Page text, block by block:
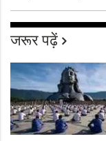
जरूर पढ़ें